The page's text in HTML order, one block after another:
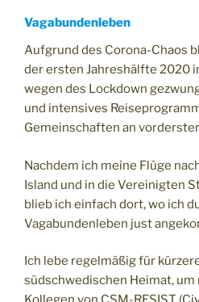
Vagabundenleben
Aufgrund des Corona-Chaos
der ersten Jahreshälfte 2020
wegen des Lockdown
und intensives
Gemeinschaften an
Nachdem ich meine Flüge
Island und in die Vereinigten
blieb ich einfach dort, wo ich
Vagabundenleben just
Ich lebe regelmäßig für
südschwedischen Heimat,